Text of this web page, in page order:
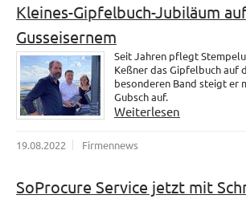
Kleines-Gipfelbuch-Jubiläum
Gusseisernem
Seit Jahren pflegt
Keßner das Gipfelbuch auf
besonderen Band steigt er
Gubsch auf.
Weiterlesen
19.08.2022 Firmennews
SoProcure Service jetzt mit